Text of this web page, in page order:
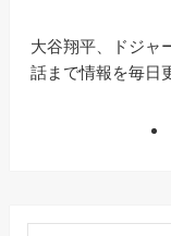
大谷翔平、ドジャ
話まで情報を毎日